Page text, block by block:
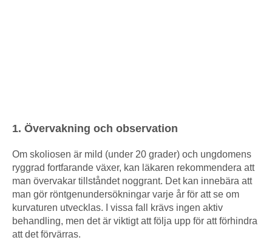
1. Övervakning och observation
Om skoliosen är mild (under 20 grader) och ungdomens
ryggrad fortfarande växer, kan läkaren rekommendera att
man övervakar tillståndet noggrant. Det kan innebära att
man gör röntgenundersökningar varje år för att se om
kurvaturen utvecklas. I vissa fall krävs ingen aktiv
behandling, men det är viktigt att följa upp för att förhindra
att det förvärras.